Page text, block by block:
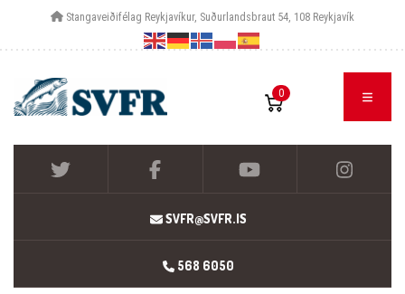
Stangaveiðifélag Reykjavíkur, Suðurlandsbraut 54, 108 Reykjavík
0
SVFR@SVFR.IS
568 6050